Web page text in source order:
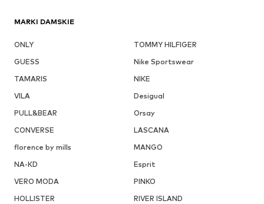
MARKI DAMSKIE
ONLY
TOMMY HILFIGER
GUESS
Nike Sportswear
TAMARIS
NIKE
VILA
Desigual
PULL&BEAR
Orsay
CONVERSE
LASCANA
florence by mills
MANGO
NA-KD
Esprit
VERO MODA
PINKO
HOLLISTER
RIVER ISLAND